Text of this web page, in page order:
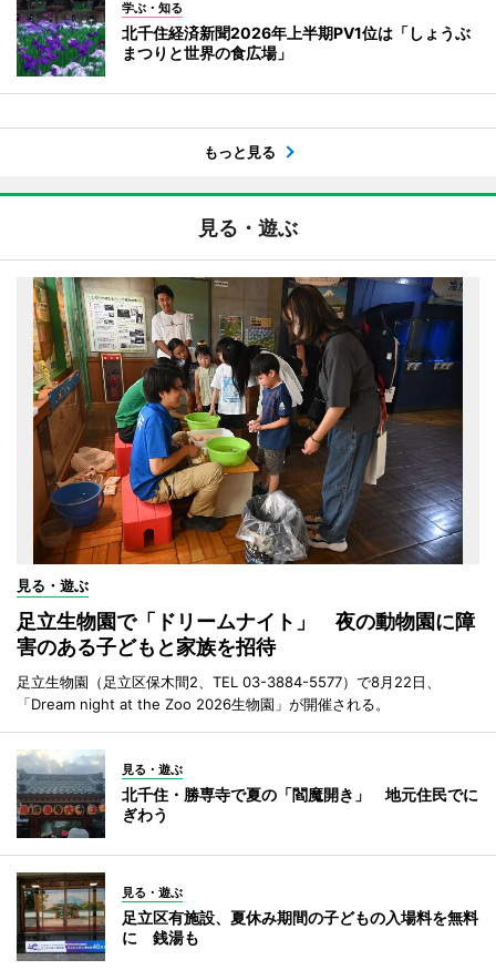
学ぶ・知る
北千住経済新聞2026年上半期PV1位は「しょうぶ
まつりと世界の食広場」
もっと見る
見る・遊ぶ
見る・遊ぶ
足立生物園で「ドリームナイト」 夜の動物園に障
害のある子どもと家族を招待
足立生物園（足立区保木間2、TEL 03-3884-5577）で8月22日、
「Dream night at the Zoo 2026生物園」が開催される。
見る・遊ぶ
北千住・勝専寺で夏の「閻魔開き」 地元住民でに
ぎわう
見る・遊ぶ
足立区有施設、夏休み期間の子どもの入場料を無料
に 銭湯も